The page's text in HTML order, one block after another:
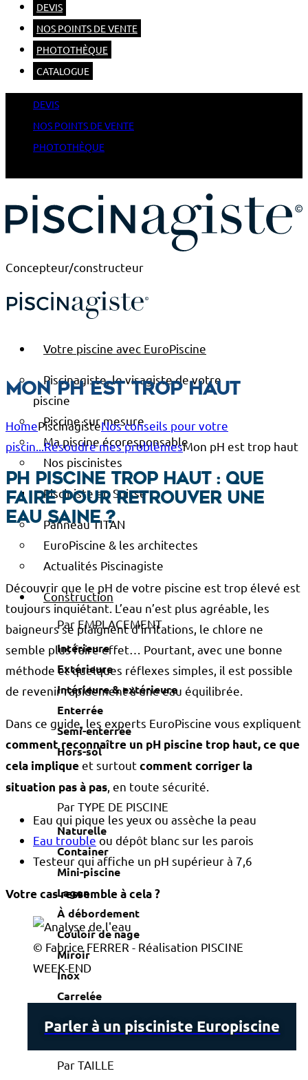
DEVIS
NOS POINTS DE VENTE
PHOTOTHÈQUE
CATALOGUE
DEVIS
NOS POINTS DE VENTE
PHOTOTHÈQUE
Concepteur/constructeur
Votre piscine avec EuroPiscine
Piscinagiste, le visagiste de votre
piscine
Piscine sur mesure
Ma piscine écoresponsable
Nos piscinistes
Pisciniste en Suisse
Panneau TITAN
EuroPiscine & les architectes
Actualités Piscinagiste
Construction
Par EMPLACEMENT
Intérieure
Extérieure
Intérieure & extérieure
Enterrée
Semi-enterrée
Hors-sol
Par TYPE DE PISCINE
Naturelle
Container
Mini-piscine
Lagon
À débordement
Couloir de nage
Miroir
Inox
Carrelée
Haut de gamme
Par TAILLE
Mon pH est trop haut
HomePiscinagisteNos conseils pour votre
piscin... Résoudre mes problèmesMon pH est trop haut
pH piscine trop haut : que
faire pour retrouver une
eau saine ?
Découvrir que le pH de votre piscine est trop élevé est
toujours inquiétant. L’eau n’est plus agréable, les
baigneurs se plaignent d’irritations, le chlore ne
semble plus faire effet… Pourtant, avec une bonne
méthode et quelques réflexes simples, il est possible
de revenir rapidement à une eau équilibrée.
Dans ce guide, les experts EuroPiscine vous expliquent
comment reconnaître un pH piscine trop haut, ce que
cela impliqueet surtoutcomment corriger la
situation pas à pas , en toute sécurité.
Eau qui pique les yeux ou assèche la peau
Eau trouble ou dépôt blanc sur les parois
Testeur qui affiche un pH supérieur à 7,6
Votre cas ressemble à cela ?
© Fabrice FERRER - Réalisation PISCINE
WEEK-END
Parler à un pisciniste Europiscine